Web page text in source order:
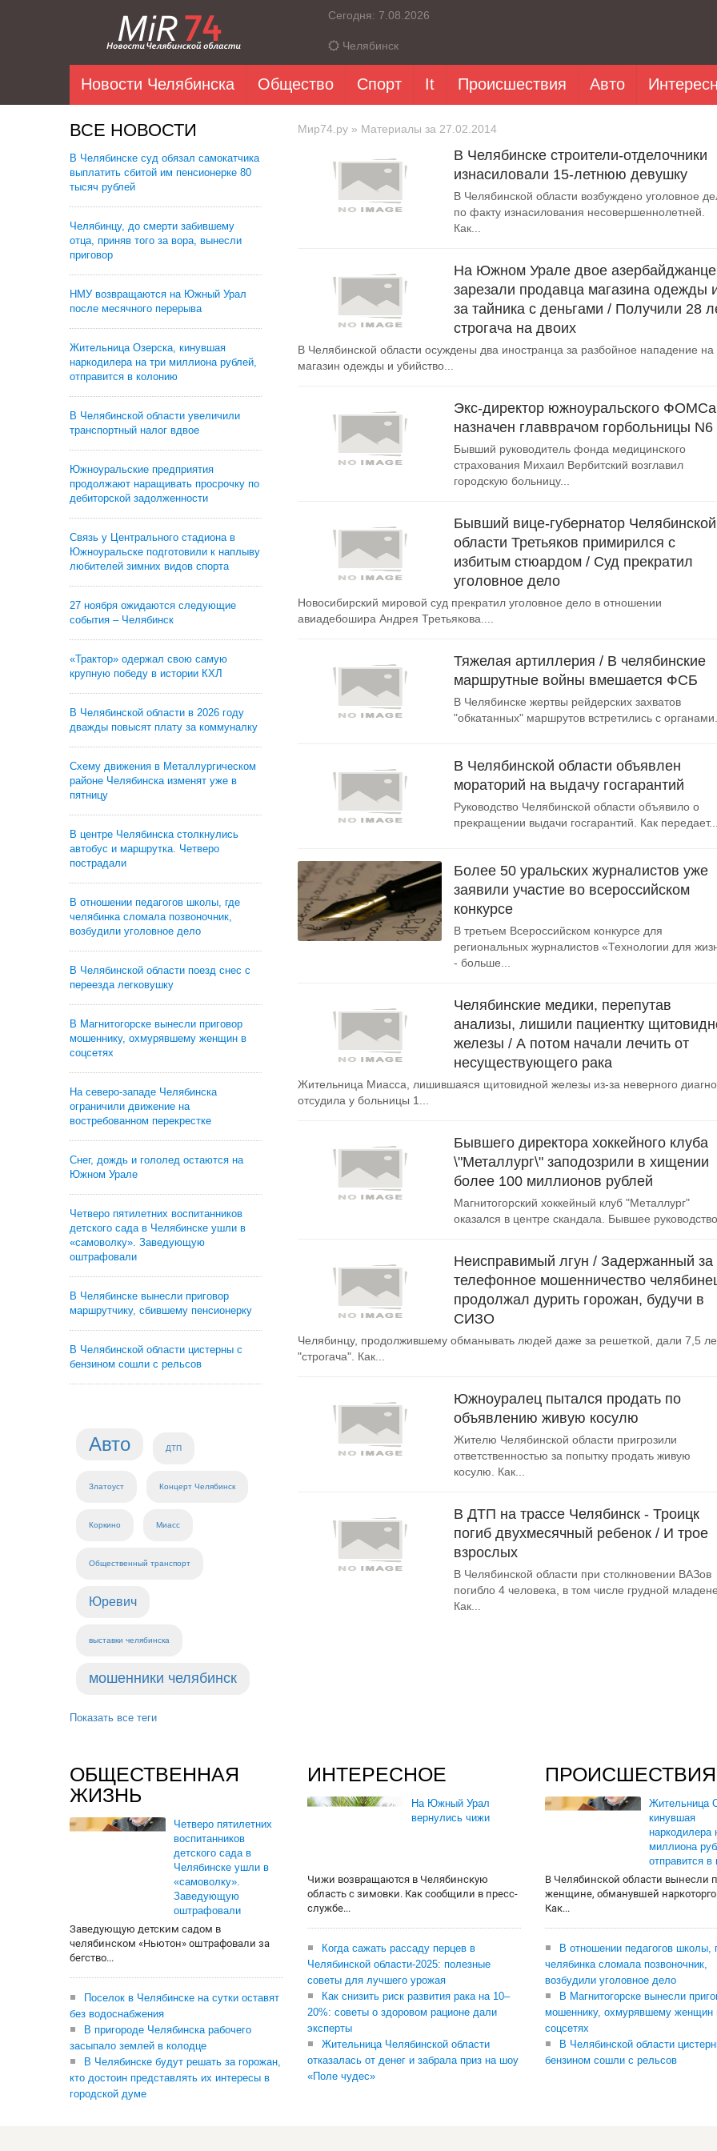
Сегодня: 7.08.2026
Челябинск
Новости Челябинска Общество Спорт It Происшествия Авто
ВСЕ НОВОСТИ
В Челябинске суд обязал самокатчика
выплатить сбитой им пенсионерке 80
тысяч рублей
Челябинцу, до смерти забившему
отца, приняв того за вора, вынесли
приговор
НМУ возвращаются на Южный Урал
после месячного перерыва
Жительница Озерска, кинувшая
наркодилера на три миллиона рублей,
отправится в колонию
В Челябинской области увеличили
транспортный налог вдвое
Южноуральские предприятия
продолжают наращивать просрочку по
дебиторской задолженности
Связь у Центрального стадиона в
Южноуральске подготовили к наплыву
любителей зимних видов спорта
27 ноября ожидаются следующие
события – Челябинск
«Трактор» одержал свою самую
крупную победу в истории КХЛ
В Челябинской области в 2026 году
дважды повысят плату за коммуналку
Схему движения в Металлургическом
районе Челябинска изменят уже в
пятницу
В центре Челябинска столкнулись
автобус и маршрутка. Четверо
пострадали
В отношении педагогов школы, где
челябинка сломала позвоночник,
возбудили уголовное дело
В Челябинской области поезд снес с
переезда легковушку
В Магнитогорске вынесли приговор
мошеннику, охмурявшему женщин в
соцсетях
На северо-западе Челябинска
ограничили движение на
востребованном перекрестке
Снег, дождь и гололед остаются на
Южном Урале
Четверо пятилетних воспитанников
детского сада в Челябинске ушли в
«самоволку». Заведующую
оштрафовали
В Челябинске вынесли приговор
маршрутчику, сбившему пенсионерку
В Челябинской области цистерны с
бензином сошли с рельсов
Авто ДТП
Златоуст Концерт Челябинск
Коркино Миасс
Общественный транспорт
Юревич
выставки челябинска
мошенники челябинск
Показать все теги
Мир74.ру » Материалы за 27.02.2014
В Челябинске строители-отделочники
изнасиловали 15-летнюю девушку
В Челябинской области возбуждено уголовное
по факту изнасилования несовершеннолетней.
Как...
На Южном Урале двое
зарезали продавца магазина одежды
за тайника с деньгами / Получили 28
строгача на двоих
В Челябинской области осуждены два иностранца за разбойное нападение на
магазин одежды и убийство...
Экс-директор южноуральского ФОМСа
назначен главврачом горбольницы N6
Бывший руководитель фонда медицинского
страхования Михаил Вербитский возглавил
городскую больницу...
Бывший вице-губернатор Челябинской
области Третьяков примирился с
избитым стюардом / Суд прекратил
уголовное дело
Новосибирский мировой суд прекратил уголовное дело в отношении
авиадебошира Андрея Третьякова....
Тяжелая артиллерия / В челябинские
маршрутные войны вмешается ФСБ
В Челябинске жертвы рейдерских захватов
"обкатанных" маршрутов встретились с органами...
В Челябинской области объявлен
мораторий на выдачу госгарантий
Руководство Челябинской области объявило о
прекращении выдачи госгарантий. Как передает...
Более 50 уральских журналистов уже
заявили участие во всероссийском
конкурсе
В третьем Всероссийском конкурсе для
региональных журналистов «Технологии для
- больше...
Челябинские медики, перепутав
анализы, лишили пациентку
железы / А потом начали лечить от
несуществующего рака
Жительница Миасса, лишившаяся щитовидной железы из-за неверного
отсудила у больницы 1...
Бывшего директора хоккейного клуба
\"Металлург\" заподозрили в хищении
более 100 миллионов рублей
Магнитогорский хоккейный клуб "Металлург"
оказался в центре скандала. Бывшее
Неисправимый лгун / Задержанный за
телефонное мошенничество
продолжал дурить горожан, будучи в
СИЗО
Челябинцу, продолжившему обманывать людей даже за решеткой, дали 7,5
"строгача". Как...
Южноуралец пытался продать по
объявлению живую косулю
Жителю Челябинской области пригрозили
ответственностью за попытку продать живую
косулю. Как...
В ДТП на трассе Челябинск - Троицк
погиб двухмесячный ребенок / И трое
взрослых
В Челябинской области при столкновении ВАЗов
погибло 4 человека, в том числе грудной
Как...
ОБЩЕСТВЕННАЯ
ЖИЗНЬ
Четверо пятилетних
воспитанников
детского сада в
Челябинске ушли в
«самоволку».
Заведующую
оштрафовали
Заведующую детским садом в
челябинском «Ньютон» оштрафовали за
бегство...
Поселок в Челябинске на сутки оставят
без водоснабжения
В пригороде Челябинска рабочего
засыпало землей в колодце
В Челябинске будут решать за горожан,
кто достоин представлять их интересы в
городской думе
ИНТЕРЕСНОЕ
На Южный Урал
вернулись чижи
Чижи возвращаются в Челябинскую
область с зимовки. Как сообщили в пресс-
службе...
Когда сажать рассаду перцев в
Челябинской области-2025: полезные
советы для лучшего урожая
Как снизить риск развития рака на 10–
20%: советы о здоровом рационе дали
эксперты
Жительница Челябинской области
отказалась от денег и забрала приз на шоу
«Поле чудес»
ПРОИСШЕСТВИЯ
Жительница
кинувшая
наркодилера
миллиона
отправится
В Челябинской области вынесли
женщине, обманувшей
Как...
В отношении педагогов школы,
челябинка сломала позвоночник,
возбудили уголовное дело
В Магнитогорске вынесли
мошеннику, охмурявшему женщин
соцсетях
В Челябинской области
бензином сошли с рельсов